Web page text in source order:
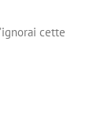
cette